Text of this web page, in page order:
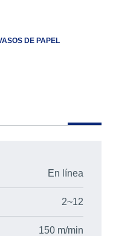
DE PAPEL
En línea
2~12
150 m/min